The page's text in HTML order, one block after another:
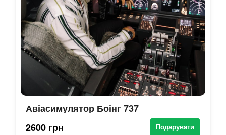
Авіасимулятор Боінг 737
2600 грн
Подарувати